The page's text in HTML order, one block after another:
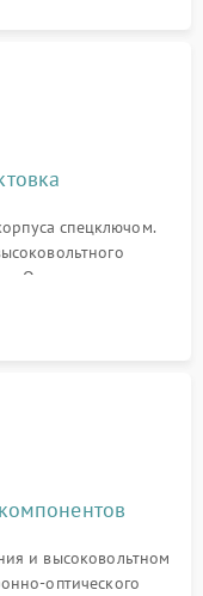
спецключом.
Осмотр контактов
уплотнительных
и высоковольтном
оптического